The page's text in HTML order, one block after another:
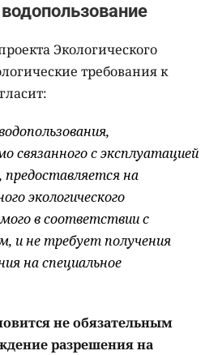
Экологического
требования к
связанного с эксплуатацией
предоставляется на
экологического
в соответствии с
и не требует получения
на специальное
не обязательным
разрешения на